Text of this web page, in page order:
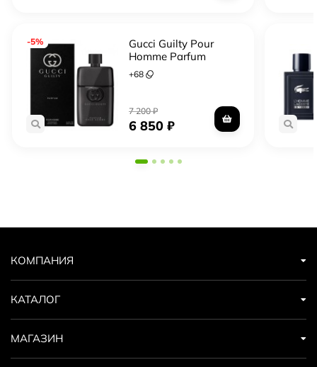
-5%
Gucci Guilty Pour
Homme Parfum
+68
7 200₽
6 850₽
КОМПАНИЯ
КАТАЛОГ
МАГАЗИН